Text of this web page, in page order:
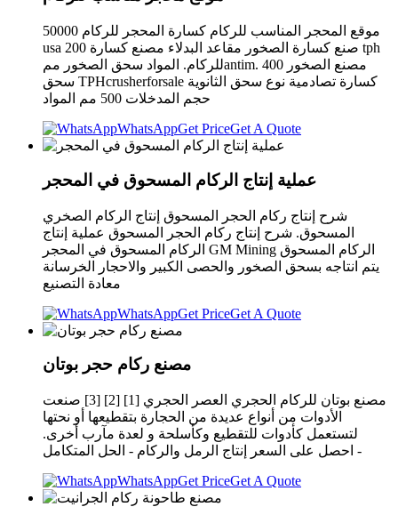
موقع المحجر المناسب للركام كسارة المحجر للركام 50000
usa صنع كسارة الصخور مقاعد البدلاء مصنع كسارة 200 tph
للركام. المواد سحق الصخور ممantim. 400 مصنع الصخور
سحق TPHcrusherforsale كسارة تصادمية نوع سحق الثانوية
حجم المدخلات 500 مم المواد
WhatsAppGet PriceGet A Quote
عملية إنتاج الركام المسحوق في المحجر
شرح إنتاج ركام الحجر المسحوق إنتاج الركام الصخري
المسحوق. شرح إنتاج ركام الحجر المسحوق عملية إنتاج
الركام المسحوق في المحجر GM Mining الركام المسحوق
يتم انتاجه بسحق الصخور والحصى الكبير والاحجار الخرسانة
معادة التصنيع
WhatsAppGet PriceGet A Quote
مصنع ركام حجر بوتان
مصنع بوتان للركام الحجري العصر الحجري [1] [2] [3] صنعت
الأدوات من أنواع عديدة من الحجارة بتقطيعها أو نحتها
لتستعمل كأدوات للتقطيع وكأسلحة و لعدة مآرب أخرى.
احصل على السعر إنتاج الرمل والركام - الحل المتكامل -
WhatsAppGet PriceGet A Quote